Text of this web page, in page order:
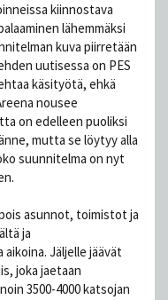
kiinnostava
lähemmäksi
kuva piirretään
uutisessa on PES
käsityötä, ehkä
nousee
on edelleen puoliksi
mutta se löytyy alla
suunnitelma on nyt
asunnot, toimistot ja
ja
Jäljelle jäävät
joka jaetaan
3500-4000 katsojan